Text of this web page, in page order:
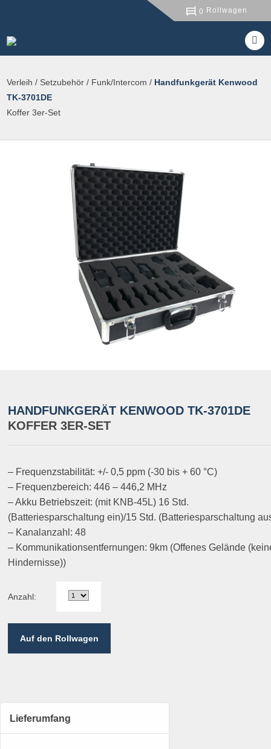
0 Rollwagen
Verleih / Setzubehör / Funk/Intercom / Handfunkgerät Kenwood
TK-3701DE
Koffer 3er-Set
HANDFUNKGERÄT KENWOOD TK-3701DE
KOFFER 3ER-SET
– Frequenzstabilität: +/- 0,5 ppm (-30 bis + 60 °C)
– Frequenzbereich: 446 – 446,2 MHz
– Akku Betriebszeit: (mit KNB-45L) 16 Std.
(Batteriesparschaltung ein)/15 Std. (Batteriesparschaltung
– Kanalanzahl: 48
– Kommunikationsentfernungen: 9km (Offenes Gelände
Hindernisse))
Anzahl:
Auf den Rollwagen
Lieferumfang